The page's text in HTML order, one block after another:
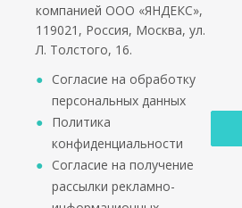
компанией ООО «ЯНДЕКС»,
119021, Россия, Москва, ул.
Л. Толстого, 16.
Согласие на обработку
персональных данных
Политика
конфиденциальности
Согласие на получение
рассылки рекламно-